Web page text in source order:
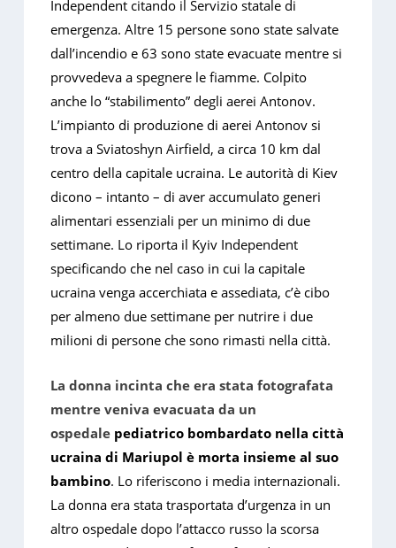
Independent citando il Servizio statale di
emergenza. Altre 15 persone sono state salvate
dall’incendio e 63 sono state evacuate mentre si
provvedeva a spegnere le fiamme. Colpito
anche lo “stabilimento” degli aerei Antonov.
L’impianto di produzione di aerei Antonov si
trova a Sviatoshyn Airfield, a circa 10 km dal
centro della capitale ucraina. Le autorità di Kiev
dicono – intanto – di aver accumulato generi
alimentari essenziali per un minimo di due
settimane. Lo riporta il Kyiv Independent
specificando che nel caso in cui la capitale
ucraina venga accerchiata e assediata, c’è cibo
per almeno due settimane per nutrire i due
milioni di persone che sono rimasti nella città.
La donna incinta che era stata fotografata
mentre veniva evacuata da un
ospedale pediatrico bombardato nella città
ucraina di Mariupol è morta insieme al suo
bambino. Lo riferiscono i media internazionali.
La donna era stata trasportata d’urgenza in un
altro ospedale dopo l’attacco russo la scorsa